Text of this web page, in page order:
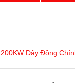
Dây Đồng